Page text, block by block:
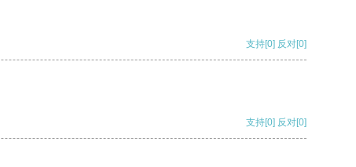
支持[0] 反对[0]
支持[0] 反对[0]